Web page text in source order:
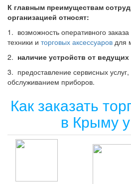
К главным преимуществам
организацией относят:
1. возможность оперативного
техники и торговых аксессуаров для
2. наличие устройств от
3. предоставление сервисных
обслуживанием приборов.
Как заказать
в Крыму